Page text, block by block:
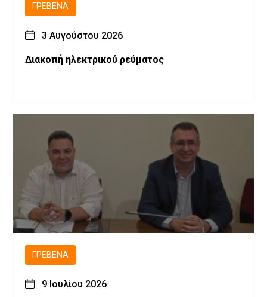
ΓΡΕΒΕΝΆ
3 Αυγούστου 2026
Διακοπή ηλεκτρικού ρεύματος
ΓΡΕΒΕΝΆ
9 Ιουλίου 2026